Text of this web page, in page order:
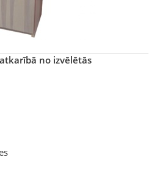
no izvēlētās